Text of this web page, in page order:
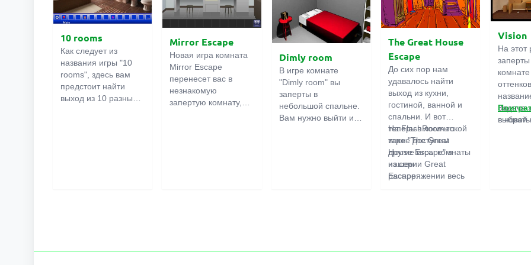
10 rooms
Как следует из
названия игры "10
rooms", здесь вам
предстоит найти
выход из 10 разных
Mirror Escape
Новая игра комната
Mirror Escape
перенесет вас в
незнакомую
запертую комнату,
Dimly room
В игре комнате
"Dimly room" вы
заперты в
небольшой спальне.
Вам нужно выйти из
The Great House
Escape
До сих пор нам
удавалось найти
выход из кухни,
гостиной, ванной и
спальни. И вот
теперь в логической
игре "The Great
House Escape" в
нашем
распоряжении весь
На FlashRoom.ru
также доступны
другие игры комнаты
из серии Great
Escape:
Vision
На этот
Задача
в новой